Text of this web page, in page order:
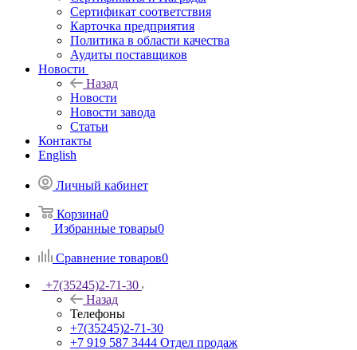
Сертификат соответствия
Карточка предприятия
Политика в области качества
Аудиты поставщиков
Новости
Назад
Новости
Новости завода
Статьи
Контакты
English
Личный кабинет
Корзина0
Избранные товары0
Сравнение товаров0
+7(35245)2-71-30
Назад
Телефоны
+7(35245)2-71-30
+7 919 587 3444 Отдел продаж